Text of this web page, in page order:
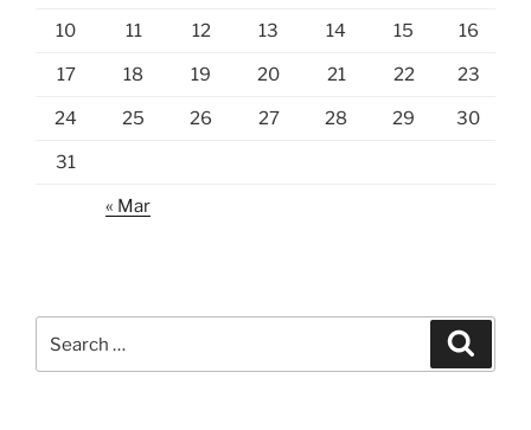
10 11 12 13 14 15 16
17 18 19 20 21 22 23
24 25 26 27 28 29 30
31
« Mar
for: